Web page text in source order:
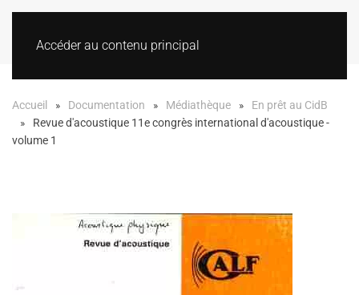
Accéder au contenu principal
Accueil Documentation Médiathèque
En prêt au CidB
Revue d'acoustique 11e congrès international d'acoustique -
volume 1